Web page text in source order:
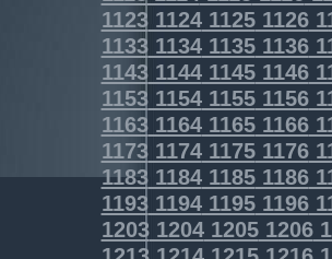
1123112411251126
1133113411351136
1143114411451146
1153115411551156
1163116411651166
1173117411751176
1183118411851186
1193119411951196
1203120412051206